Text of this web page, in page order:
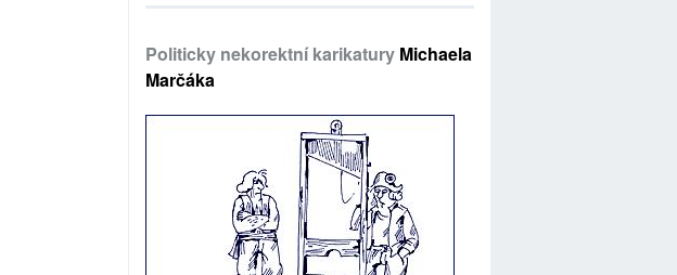
Politicky nekorektní karikatury Michaela
Marčáka